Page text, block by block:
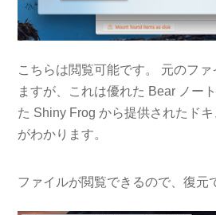
こちらは閲覧可能です。 元のフ
ますが、これは優れた Bear ノー
た Shiny Frog から提供されたド
がわかります。
ファイルが閲覧できるので、復元